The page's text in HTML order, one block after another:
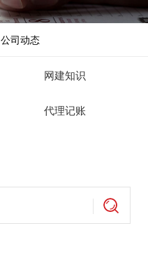
公司动态
网建知识
代理记账